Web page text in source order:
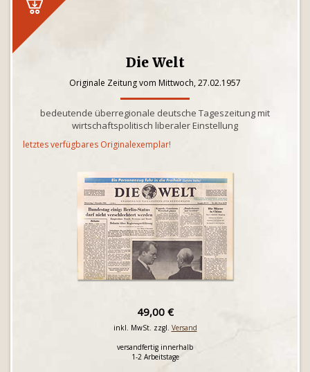
Die Welt
Originale Zeitung vom Mittwoch, 27.02.1957
bedeutende überregionale deutsche Tageszeitung mit
wirtschaftspolitisch liberaler Einstellung
letztes verfügbares Originalexemplar!
49,00 €
inkl. MwSt. zzgl. Versand
versandfertig innerhalb
1-2 Arbeitstage